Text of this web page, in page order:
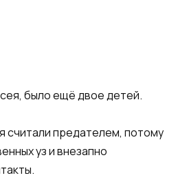
было ещё двое детей.
считали предателем, потому
уз и внезапно